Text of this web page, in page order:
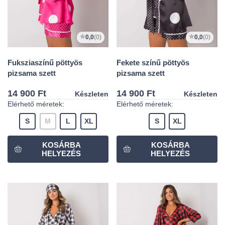
0,0(0)
Fuksziaszínű pöttyös
pizsama szett
14 900 Ft
Készleten
Elérhető méretek:
S M L XL
0,0(0)
Fekete színű pöttyös
pizsama szett
14 900 Ft
Készleten
Elérhető méretek:
S XL